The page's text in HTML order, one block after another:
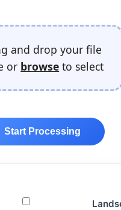
and drop your file
or browse to select
Start Processing